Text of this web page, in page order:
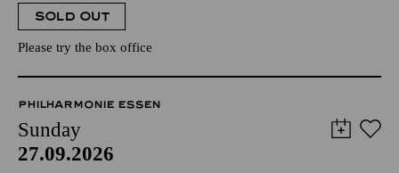
SOLD OUT
Please try the box office
PHILHARMONIE ESSEN
Sunday
27.09.2026